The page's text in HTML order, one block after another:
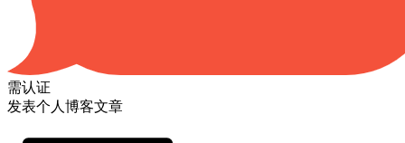
需认证
发表个人博客文章